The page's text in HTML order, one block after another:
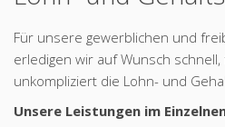
Für unsere gewerblichen und
erledigen wir auf Wunsch
unkompliziert die Lohn- und
Unsere Leistungen im